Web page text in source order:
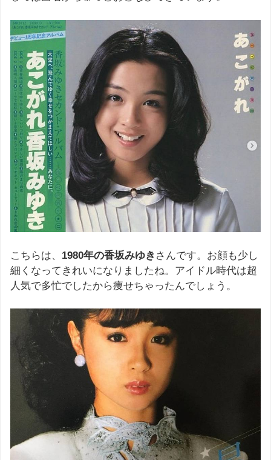
こちらは、 1980年の香坂みゆき さんです。お顔も少し
細くなってきれいになりましたね。アイドル時代は超
人気で多忙でしたから痩せちゃったんでしょう。